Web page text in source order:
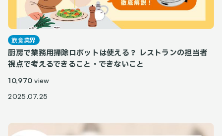
飲食業界
厨房で業務用掃除ロボットは使える？ レストランの担当者
視点で考えるできること・できないこと
10,970view
2025.07.25